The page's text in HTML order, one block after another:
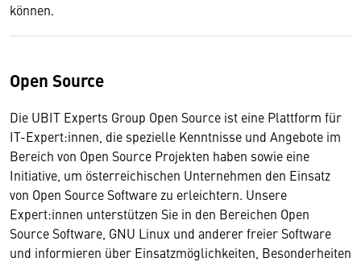
können.
Open Source
Die UBIT Experts Group Open Source ist eine Plattform für
IT-Expert:innen, die spezielle Kenntnisse und Angebote im
Bereich von Open Source Projekten haben sowie eine
Initiative, um österreichischen Unternehmen den Einsatz
von Open Source Software zu erleichtern. Unsere
Expert:innen unterstützen Sie in den Bereichen Open
Source Software, GNU Linux und anderer freier Software
und informieren über Einsatzmöglichkeiten, Besonderheiten